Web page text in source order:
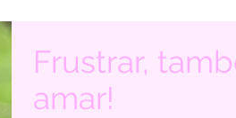
Frustrar,
amar!